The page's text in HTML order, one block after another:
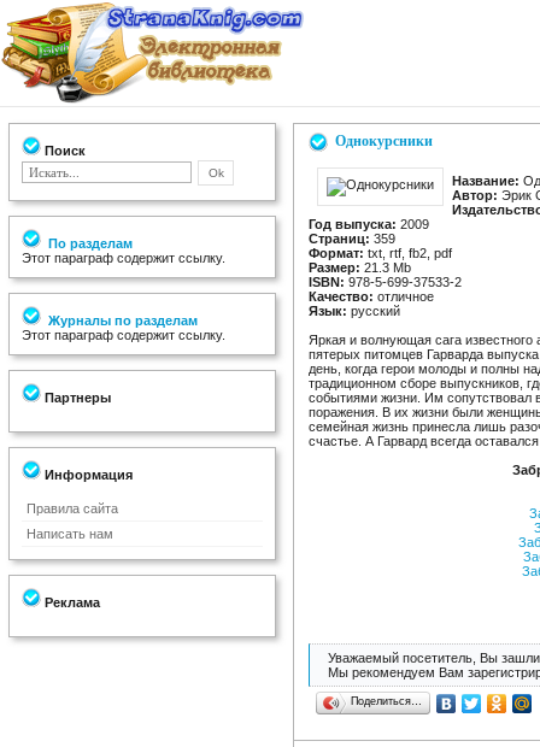
Поиск
По разделам
Этот параграф содержит ссылку.
Журналы по разделам
Этот параграф содержит ссылку.
Партнеры
Информация
Правила сайта
Написать нам
Реклама
Однокурсники
Название:
Автор: Эрик
Год выпуска: 2009
Страниц: 359
Формат: txt, rtf, fb2, pdf
Размер: 21.3 Mb
ISBN: 978-5-699-37533-2
Качество: отличное
Язык: русский
Яркая и волнующая сага известного
пятерых питомцев Гарварда
день, когда герои молоды и полны
традиционном сборе выпускников,
событиями жизни. Им сопутствовал
поражения. В их жизни были
семейная жизнь принесла лишь
счастье. А Гарвард всегда
Уважаемый посетитель, Вы зашли
Мы рекомендуем Вам
Поделиться…